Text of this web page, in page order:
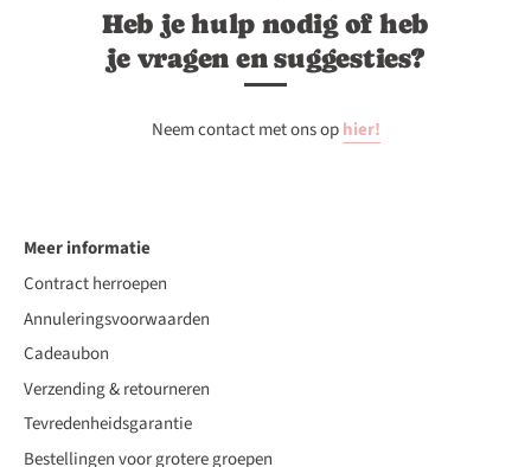
Heb je hulp nodig of heb
je vragen en suggesties?
Neem contact met ons ophier!
Meer informatie
Contract herroepen
Annuleringsvoorwaarden
Cadeaubon
Verzending & retourneren
Tevredenheidsgarantie
Bestellingen voor grotere groepen